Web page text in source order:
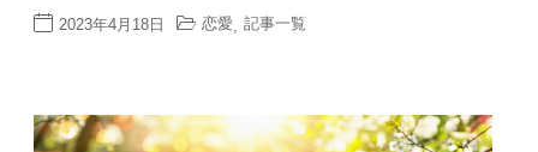
2023年4月18日 恋愛, 記事一覧